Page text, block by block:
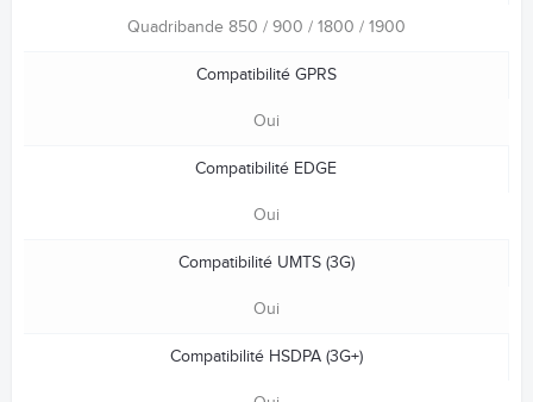
Quadribande 850 / 900 / 1800 / 1900
Compatibilité GPRS
Oui
Compatibilité EDGE
Oui
Compatibilité UMTS (3G)
Oui
Compatibilité HSDPA (3G+)